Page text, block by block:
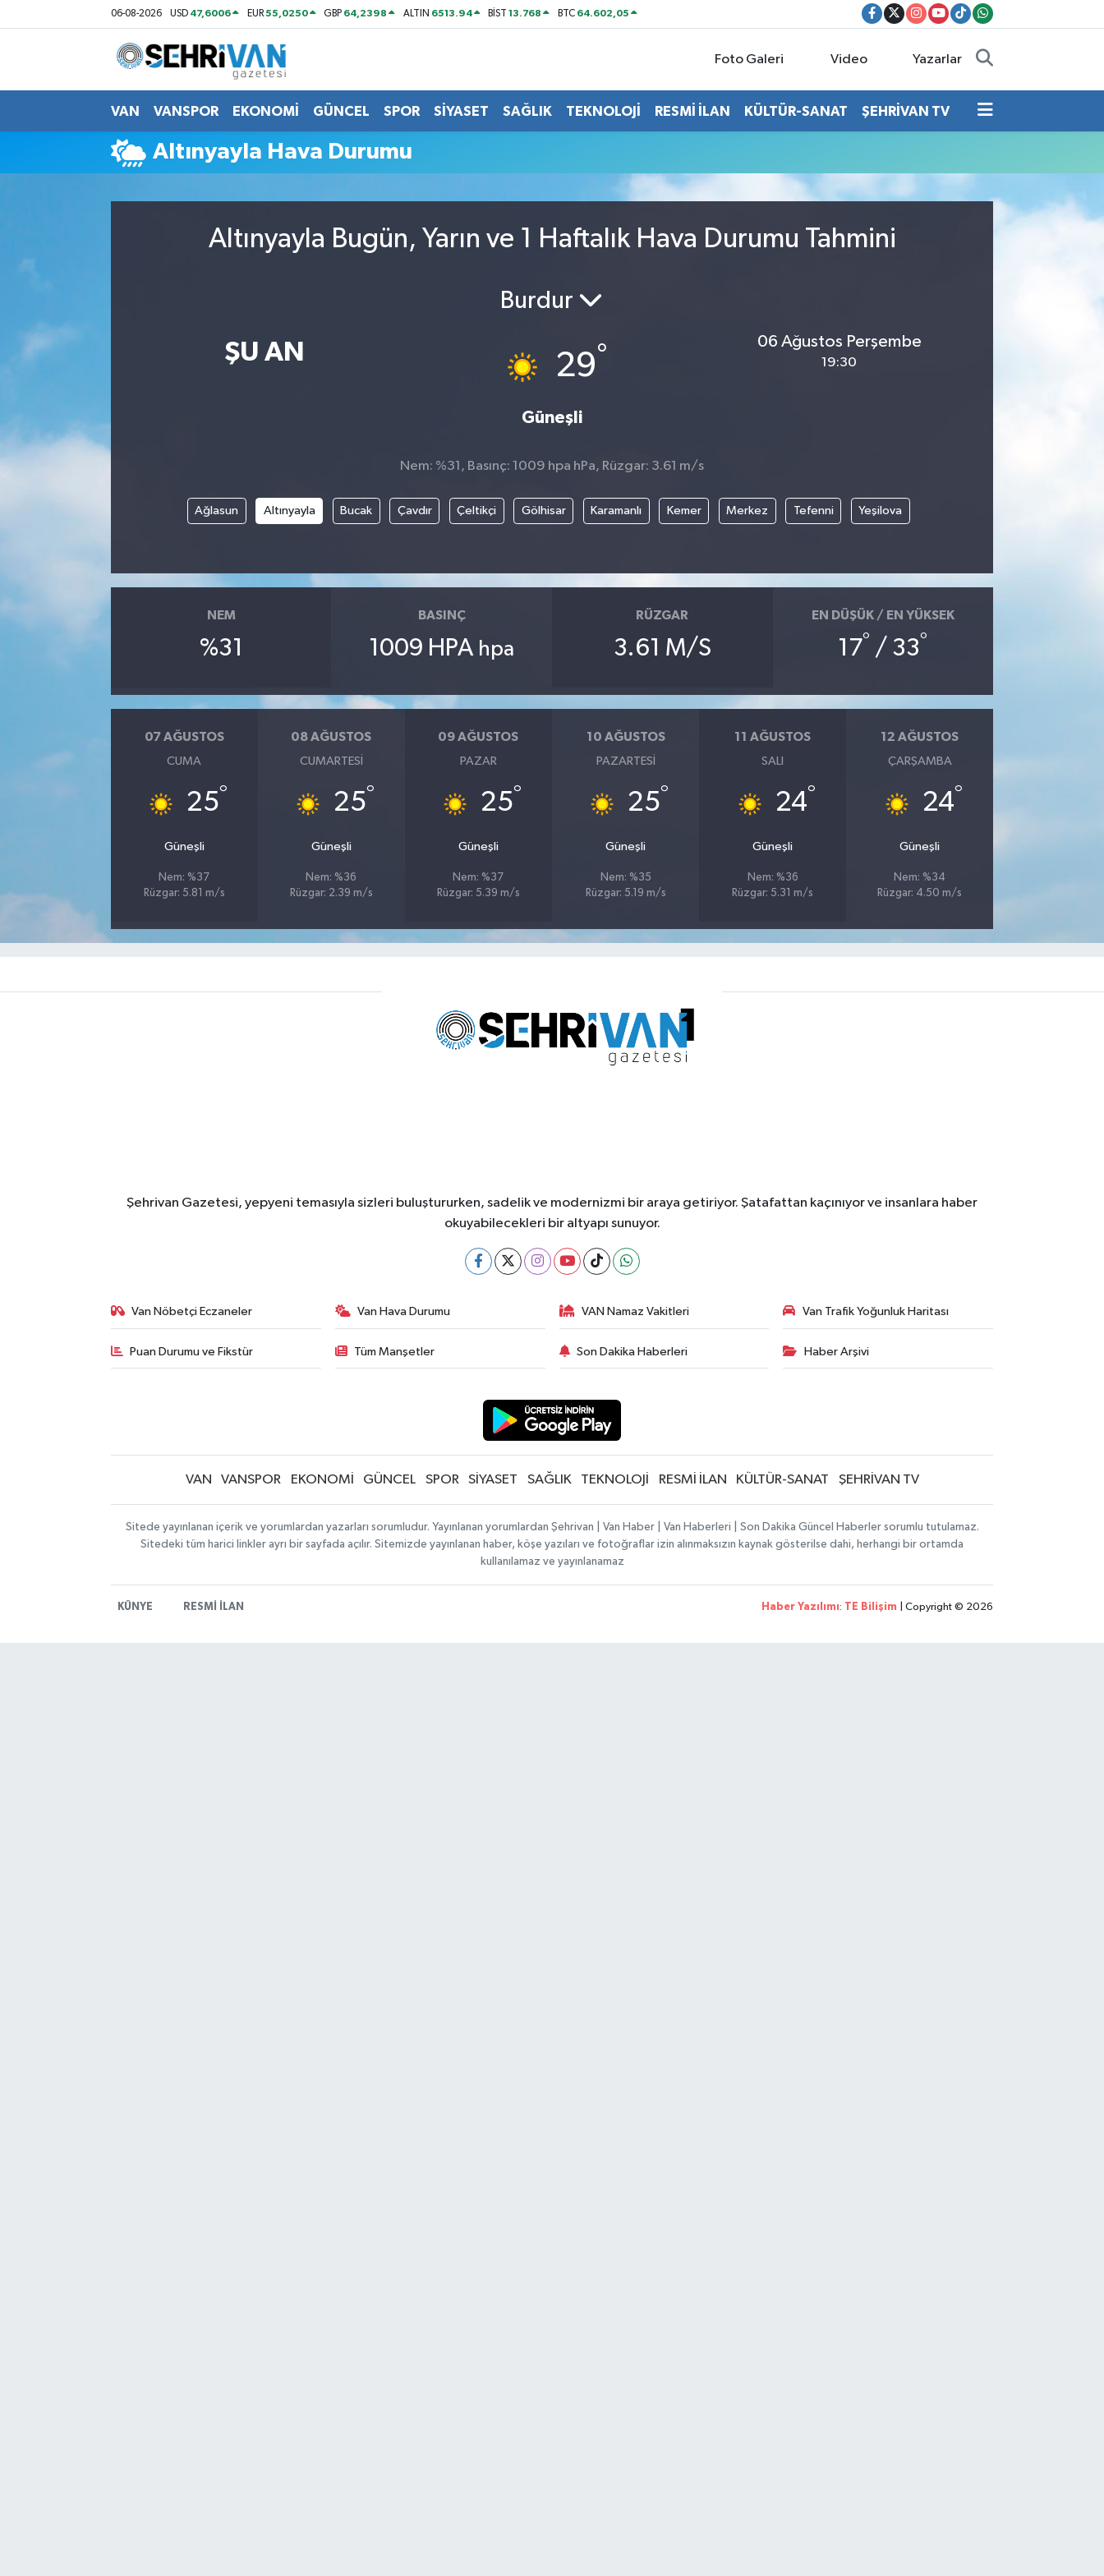
06-08-2026 USD 47,6006 EUR55,0250 GBP 64,2398 ALTIN 6513.94 BİST13.768 BTC 64.602,05
Foto Galeri Video Yazarlar
VAN VANSPOR EKONOMİ GÜNCEL SPOR SİYASET SAĞLIK TEKNOLOJİ RESMİ İLAN KÜLTÜR-SANAT ŞEHRİVAN TV
Altınyayla Hava Durumu
Altınyayla Bugün, Yarın ve 1 Haftalık Hava Durumu Tahmini
ŞU AN
Burdur
29°
Güneşli
06 Ağustos Perşembe
19:30
Nem: %31, Basınç: 1009 hpa hPa, Rüzgar: 3.61 m/s
Ağlasun Altınyayla Bucak Çavdır Çeltikçi Gölhisar Karamanlı Kemer Merkez Tefenni Yeşilova
NEM
%31
BASINÇ
1009 HPA hpa
RÜZGAR
3.61 M/S
EN DÜŞÜK / EN YÜKSEK
17° / 33°
07 AĞUSTOS
CUMA
25°
Güneşli
Nem: %37
Rüzgar: 5.81 m/s
08 AĞUSTOS
CUMARTESI
25°
Güneşli
Nem: %36
Rüzgar: 2.39 m/s
09 AĞUSTOS
PAZAR
25°
Güneşli
Nem: %37
Rüzgar: 5.39 m/s
10 AĞUSTOS
PAZARTESI
25°
Güneşli
Nem: %35
Rüzgar: 5.19 m/s
11 AĞUSTOS
SALI
24°
Güneşli
Nem: %36
Rüzgar: 5.31 m/s
12 AĞUSTOS
ÇARŞAMBA
24°
Güneşli
Nem: %34
Rüzgar: 4.50 m/s
Şehrivan Gazetesi, yepyeni temasıyla sizleri buluştururken, sadelik ve modernizmi bir araya getiriyor. Şatafattan kaçınıyor ve insanlara haber
okuyabilecekleri bir altyapı sunuyor.
Van Nöbetçi Eczaneler Van Hava Durumu VAN Namaz Vakitleri Van Trafik Yoğunluk Haritası
Puan Durumu ve Fikstür Tüm Manşetler Son Dakika Haberleri Haber Arşivi
VAN VANSPOR EKONOMİ GÜNCEL SPOR SİYASET SAĞLIK TEKNOLOJİ RESMİ İLAN KÜLTÜR-SANAT ŞEHRİVAN TV
Sitede yayınlanan içerik ve yorumlardan yazarları sorumludur. Yayınlanan yorumlardan Şehrivan | Van Haber | Van Haberleri | Son Dakika Güncel Haberler sorumlu tutulamaz.
Sitedeki tüm harici linkler ayrı bir sayfada açılır. Sitemizde yayınlanan haber, köşe yazıları ve fotoğraflar izin alınmaksızın kaynak gösterilse dahi, herhangi bir ortamda
kullanılamaz ve yayınlanamaz
KÜNYE RESMİ İLAN Haber Yazılımı: TE Bilişim | Copyright © 2026
Van Nöbetçi Eczaneler
Van Hava Durumu
VAN Namaz Vakitleri
Süper Lig Puan Durumu ve Fikstür